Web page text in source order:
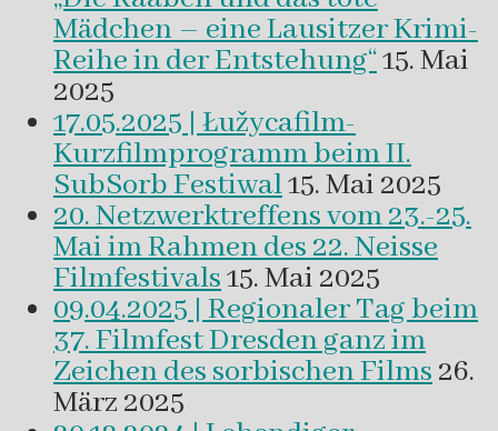
Mädchen – eine Lausitzer Krimi-
Reihe in der Entstehung“15. Mai
2025
17.05.2025 | Łužycafilm-
Kurzfilmprogramm beim II.
SubSorb Festiwal15. Mai 2025
20. Netzwerktreffens vom 23.-25.
Mai im Rahmen des 22. Neisse
Filmfestivals15. Mai 2025
09.04.2025 | Regionaler Tag beim
37. Filmfest Dresden ganz im
Zeichen des sorbischen Films26.
März 2025